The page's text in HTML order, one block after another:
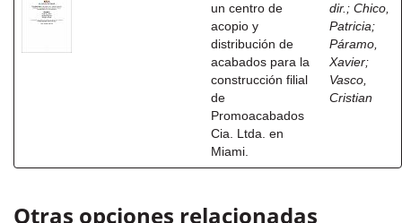
un centro de
acopio y
distribución de
acabados para la
construcción filial
de
Promoacabados
Cia. Ltda. en
Miami.
dir. ; Chico,
Patricia;
Páramo,
Xavier;
Vasco,
Cristian
Otras opciones relacionadas